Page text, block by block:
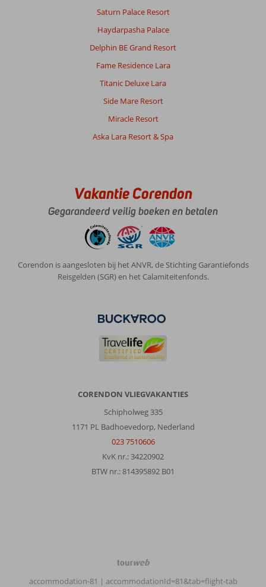
Saturn Palace Resort
Haydarpasha Palace
Delphin BE Grand Resort
Fame Residence Lara
Titanic Deluxe Lara
Side Mare Resort
Miracle Resort
Aska Lara Resort & Spa
Vakantie Corendon
Gegarandeerd veilig boeken en betalen
Corendon is aangesloten bij het ANVR, de Stichting Garantiefonds
Reisgelden (SGR) en het Calamiteitenfonds.
CORENDON VLIEGVAKANTIES
Schipholweg 335
1171 PL Badhoevedorp, Nederland
023 7510606
KvK nr.: 34220902
BTW nr.: 814395892 B01
TourWeb
accommodation-81 | accommodationId=81&tab=flight-tab